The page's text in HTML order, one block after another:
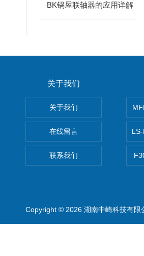
BK锅屋联轴器的应用详解
关于我们
关于我们
在线留言
联系我们
Copyright © 2026 湖南中崎科技有限